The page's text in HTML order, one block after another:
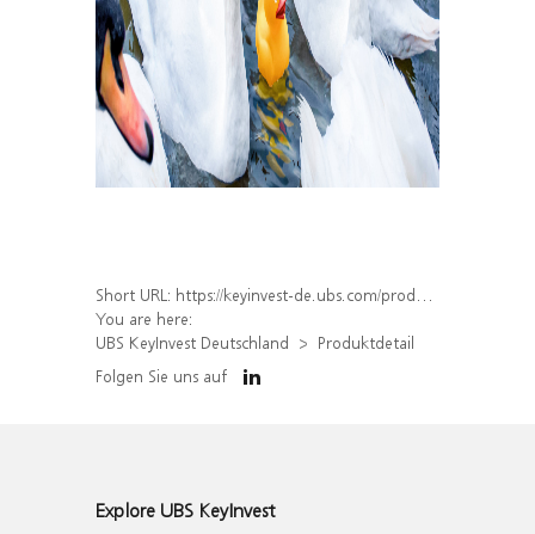
Short URL: https://keyinvest-de.ubs.com/produkt/detail/index/isin/DE000WA6BTP4
You are here:
UBS KeyInvest Deutschland
Produktdetail
Folgen Sie uns auf
Explore UBS KeyInvest